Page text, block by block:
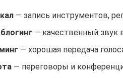
— запись инструментов,
— качественный звук
— хорошая передача
— переговоры и